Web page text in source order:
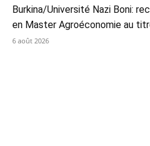
Burkina/Université Nazi Boni:
en Master Agroéconomie au
6 août 2026